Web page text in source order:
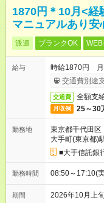
1870円＊10月<経
マニュアルあり安
派遣 ブランクOK
給与
時給1870円 月
交通費別途
交通費 全額支
月収例 25～30
勤務地
東京都千代田区
大手町(東京都)
■大手信託銀
勤務時間 08:50～17:10(
期間 2026年10月上